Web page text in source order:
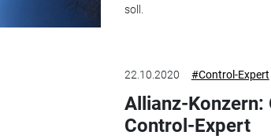
soll.
22.10.2020 #Control-Expert
Allianz-Konzern:
Control-Expert